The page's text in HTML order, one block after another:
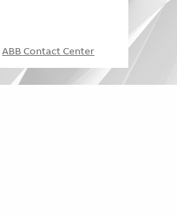
ABB Contact Center